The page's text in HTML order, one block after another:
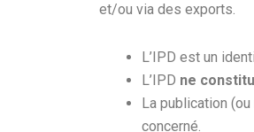
et/ou via des exports.
L’IPD est un
L’IPD ne
La publication
concerné.